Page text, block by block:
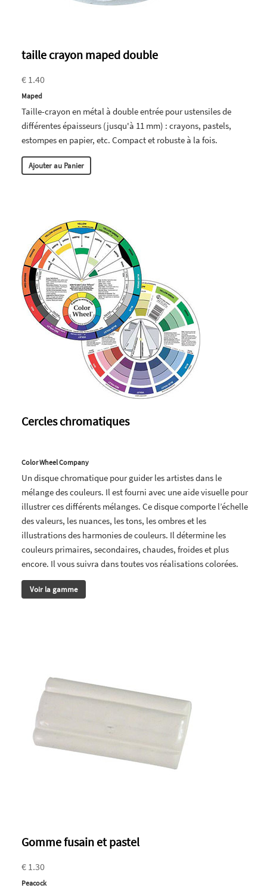
taille crayon maped double
€ 1.40
Maped
Taille-crayon en métal à double entrée pour ustensiles de
différentes épaisseurs (jusqu'à 11 mm) : crayons, pastels,
estompes en papier, etc. Compact et robuste à la fois.
Ajouter au Panier
Cercles chromatiques
Color Wheel Company
Un disque chromatique pour guider les artistes dans le
mélange des couleurs. Il est fourni avec une aide visuelle pour
illustrer ces différents mélanges. Ce disque comporte l’échelle
des valeurs, les nuances, les tons, les ombres et les
illustrations des harmonies de couleurs. Il détermine les
couleurs primaires, secondaires, chaudes, froides et plus
encore. Il vous suivra dans toutes vos réalisations colorées.
Voir la gamme
Gomme fusain et pastel
€ 1.30
Peacock